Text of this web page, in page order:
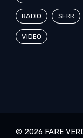
RADIO SERR
VIDEO
© 2026 FARE